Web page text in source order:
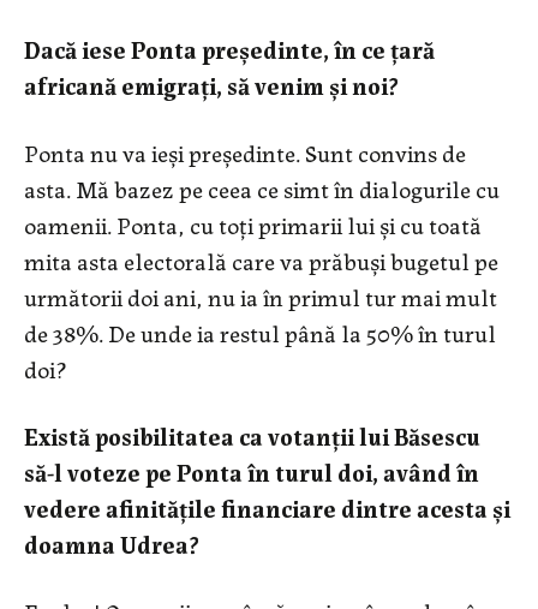
Dacă iese Ponta preşedinte, în ce ţară
africană emigraţi, să venim şi noi?
Ponta nu va ieşi preşedinte. Sunt convins de
asta. Mă bazez pe ceea ce simt în dialogurile cu
oamenii. Ponta, cu toţi primarii lui şi cu toată
mita asta electorală care va prăbuşi bugetul pe
următorii doi ani, nu ia în primul tur mai mult
de 38%. De unde ia restul până la 50% în turul
doi?
Există posibilitatea ca votanţii lui Băsescu
să-l voteze pe Ponta în turul doi, având în
vedere afinităţile financiare dintre acesta şi
doamna Udrea?